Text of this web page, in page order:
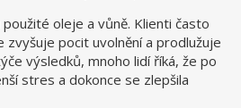
oleje a vůně. Klienti často
zvyšuje pocit uvolnění a prodlužuje
výsledků, mnoho lidí říká, že po
stres a dokonce se zlepšila